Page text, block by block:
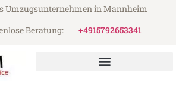
Umzugsunternehmen in Mannheim
Beratung:
+4915792653341